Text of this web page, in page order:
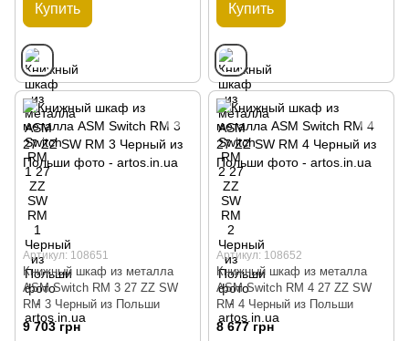
Купить Купить
Артикул: 108651
Книжный шкаф из металла
ASM Switch RM 3 27 ZZ SW
RM 3 Черный из Польши
9 703 грн
Артикул: 108652
Книжный шкаф из металла
ASM Switch RM 4 27 ZZ SW
RM 4 Черный из Польши
8 677 грн